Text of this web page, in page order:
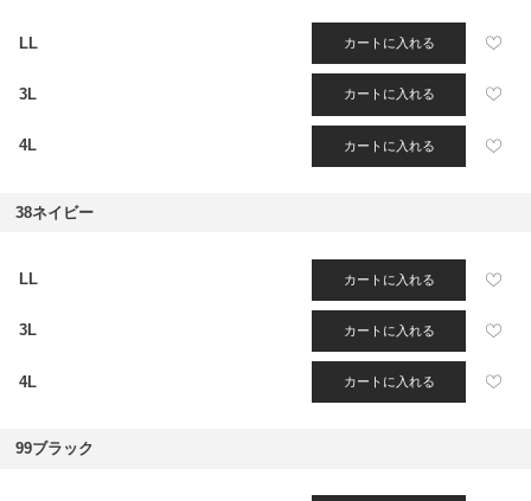
LL カートに入れる
3L カートに入れる
4L カートに入れる
38ネイビー
LL カートに入れる
3L カートに入れる
4L カートに入れる
99ブラック